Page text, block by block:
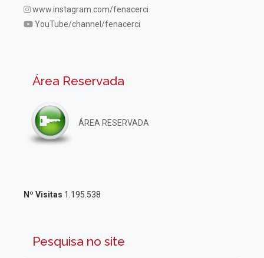
www.instagram.com/fenacerci
YouTube/channel/fenacerci
Área Reservada
ÁREA RESERVADA
Nº Visitas 1.195.538
Pesquisa no site